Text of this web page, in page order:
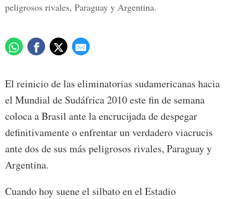
peligrosos rivales, Paraguay y Argentina.
El reinicio de las eliminatorias sudamericanas hacia
el Mundial de Sudáfrica 2010 este fin de semana
coloca a Brasil ante la encrucijada de despegar
definitivamente o enfrentar un verdadero viacrucis
ante dos de sus más peligrosos rivales, Paraguay y
Argentina.
Cuando hoy suene el silbato en el Estadio